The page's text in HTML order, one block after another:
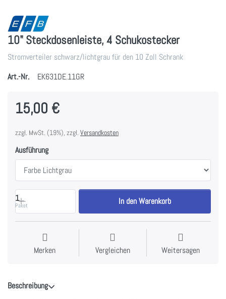
10" Steckdosenleiste, 4 Schukostecker
Stromverteiler schwarz/lichtgrau für den 10 Zoll Schrank
Art.-Nr.
EK631DE.11GR
15,00 €
zzgl. MwSt. (19%), zzgl. Versandkosten
Ausführung
1
Paket In den Warenkorb
Merken Vergleichen Weitersagen
Beschreibung